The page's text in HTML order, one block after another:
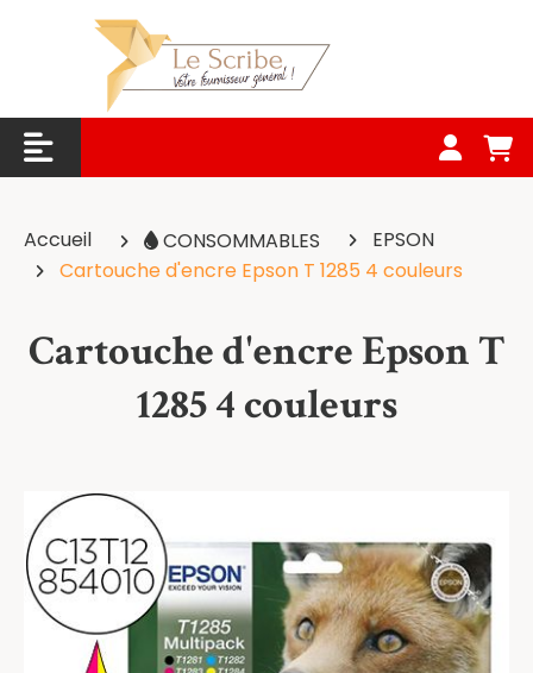
Accueil CONSOMMABLES
EPSON
Cartouche d'encre Epson T 1285 4 couleurs
Cartouche d'encre Epson T
1285 4 couleurs